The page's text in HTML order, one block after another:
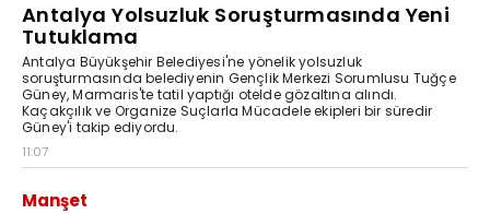
Antalya Yolsuzluk Soruşturmasında Yeni
Tutuklama
Antalya Büyükşehir Belediyesi'ne yönelik yolsuzluk
soruşturmasında belediyenin Gençlik Merkezi Sorumlusu Tuğçe
Güney, Marmaris'te tatil yaptığı otelde gözaltına alındı.
Kaçakçılık ve Organize Suçlarla Mücadele ekipleri bir süredir
Güney'i takip ediyordu.
11:07
Manşet